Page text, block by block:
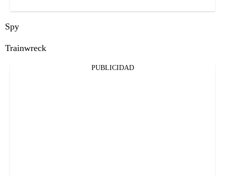
Spy
Trainwreck
PUBLICIDAD